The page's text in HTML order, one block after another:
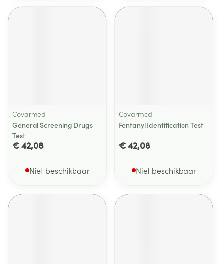
Covarmed
General Screening Drugs
Test
€ 42,08
Niet beschikbaar
Covarmed
Fentanyl Identification Test
€ 42,08
Niet beschikbaar